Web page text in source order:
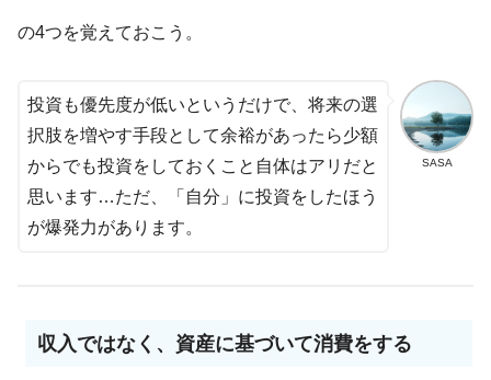
の4つを覚えておこう。
SASA
投資も優先度が低いというだけで、将来の選
択肢を増やす手段として余裕があったら少額
からでも投資をしておくこと自体はアリだと
思います…ただ、「自分」に投資をしたほう
が爆発力があります。
収入ではなく、資産に基づいて消費をする